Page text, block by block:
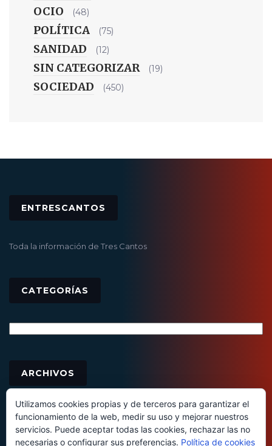
OCIO (48)
POLÍTICA (75)
SANIDAD (12)
SIN CATEGORIZAR (19)
SOCIEDAD (450)
ENTRESCANTOS
Toda la información de Tres Cantos
CATEGORÍAS
ARCHIVOS
Utilizamos cookies propias y de terceros para garantizar el
funcionamiento de la web, medir su uso y mejorar nuestros
servicios. Puede aceptar todas las cookies, rechazar las no
necesarias o configurar sus preferencias. Política de cookies